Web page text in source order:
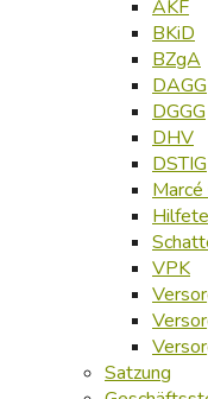
AKF
BKiD
BZgA
DAGG
DGGG
DHV
DSTIG
VPK
Satzung